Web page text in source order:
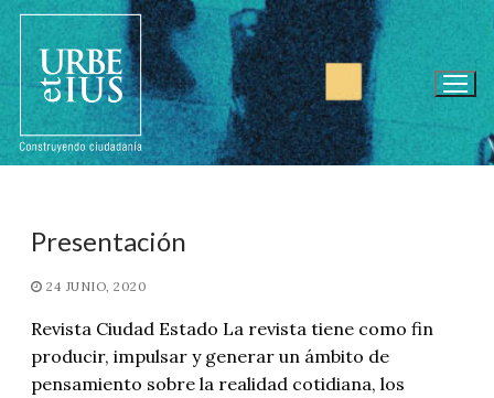
Ir
contenido
Presentación
24 JUNIO, 2020
Revista Ciudad Estado La revista tiene como fin
producir, impulsar y generar un ámbito de
pensamiento sobre la realidad cotidiana, los